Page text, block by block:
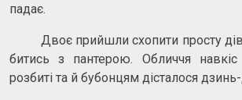
падає.
Двоє прийшли схопити просту
битись з пантерою. Обличчя навкіс
розбиті та й бубонцям дісталося